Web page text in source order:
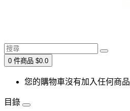
0 件商品 $0.0
您的購物車沒有加入任何商品
目錄